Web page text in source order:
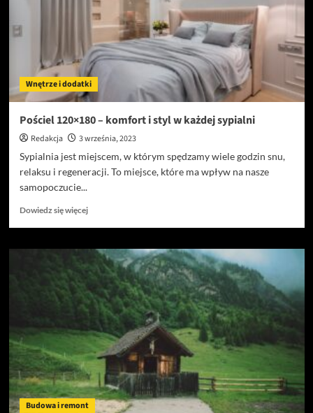
w
Twoim
Wnętrze i dodatki
Pościel 120×180 – komfort i styl w każdej sypialni
Redakcja
3 września, 2023
Sypialnia jest miejscem, w którym spędzamy wiele godzin snu,
relaksu i regeneracji. To miejsce, które ma wpływ na nasze
samopoczucie...
Dowiedz się więcejDowiedz
o
Pościel
120×180
komfort
i
styl
w
każdej
Budowa i remont